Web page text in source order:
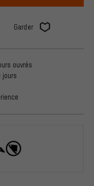
Garder
ouvrés
jours